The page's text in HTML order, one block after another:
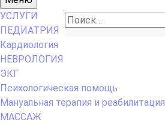
меню
Найти:
УСЛУГИ
ПЕДИАТРИЯ
Кардиология
НЕВРОЛОГИЯ
ЭКГ
Психологическая помощь
Мануальная терапия и реабилитация
МАССАЖ